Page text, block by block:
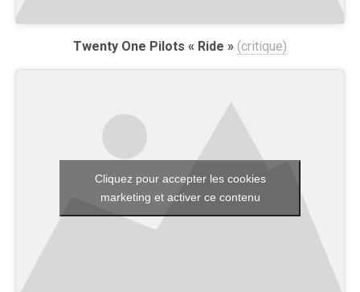
Twenty One Pilots « Ride » (critique)
Cliquez pour accepter les cookies
marketing et activer ce contenu